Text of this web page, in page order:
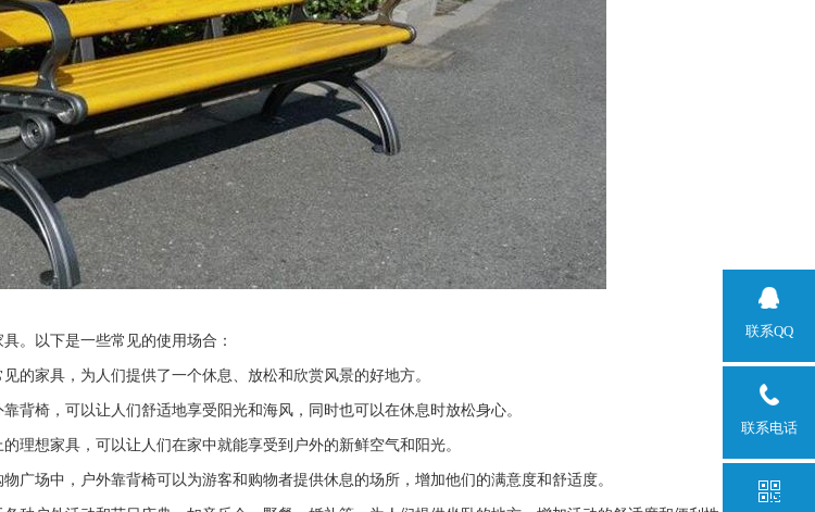
。以下是一些常见的使用场合：
的家具，为人们提供了一个休息、放松和欣赏风景的好地方。
背椅，可以让人们舒适地享受阳光和海风，同时也可以在休息时放松身心。
理想家具，可以让人们在家中就能享受到户外的新鲜空气和阳光。
广场中，户外靠背椅可以为游客和购物者提供休息的场所，增加他们的满意度和舒适度。
联系QQ
联系电话